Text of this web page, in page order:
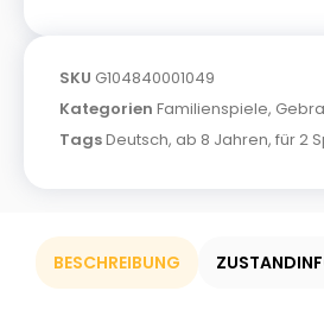
SKU G104840001049
Kategorien Familienspiele,
TagsDeutsch, ab 8 Jahren, für 2
BESCHREIBUNG